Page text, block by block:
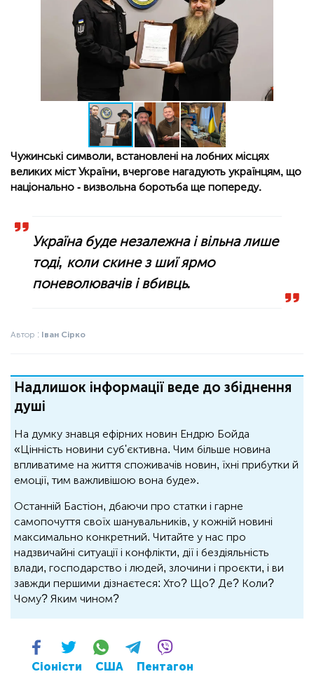
Чужинські символи, встановлені на лобних місцях
великих міст України, вчергове нагадують українцям, що
національно - визвольна боротьба ще попереду.
Україна буде незалежна і вільна лише
тоді, коли скине з шиї ярмо
поневолювачів і вбивць.
Автор : Іван Сірко
Надлишок інформації веде до збіднення
душі
На думку знавця ефірних новин Ендрю Бойда
«Цінність новини суб'єктивна. Чим більше новина
впливатиме на життя споживачів новин, їхні прибутки й
емоції, тим важливішою вона буде».
Останній Бастіон, дбаючи про статки і гарне
самопочуття своїх шанувальників, у кожній новині
максимально конкретний. Читайте у нас про
надзвичайні ситуації і конфлікти, дії і бездіяльність
влади, господарство і людей, злочини і проєкти, і ви
завжди першими дізнаєтеся: Хто? Що? Де? Коли?
Чому? Яким чином?
Сіоністи США
Пентагон